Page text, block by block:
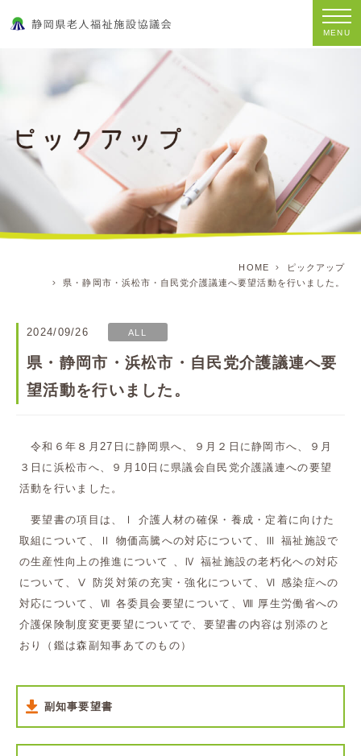
MENU
HOME
ピックアップ
県・静岡市・浜松市・自民党介護議連へ要望活動を行いました。
2024/09/26 ALL
県・静岡市・浜松市・自民党介護議連へ要
望活動を行いました。
令和６年８月27日に静岡県へ、９月２日に静岡市へ、９月
３日に浜松市へ、９月10日に県議会自民党介護議連への要望
活動を行いました。
要望書の項目は、Ⅰ 介護人材の確保・養成・定着に向けた
取組について、Ⅱ 物価高騰への対応について、Ⅲ 福祉施設で
の生産性向上の推進について 、Ⅳ 福祉施設の老朽化への対応
について、Ⅴ 防災対策の充実・強化について、Ⅵ 感染症への
対応について、Ⅶ 各委員会要望について、Ⅷ 厚生労働省への
介護保険制度変更要望についてで、要望書の内容は別添のと
おり（鑑は森副知事あてのもの）
副知事要望書